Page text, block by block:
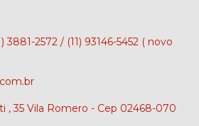
3881-2572 / (11) 93146-5452 ( novo
, 35 Vila Romero - Cep 02468-070